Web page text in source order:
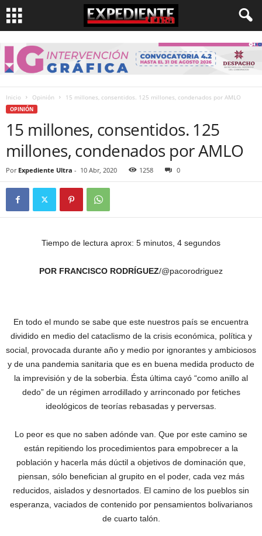
Inicio Opinión 15 millones, consentidos. 125 millones, condenados por AMLO
OPINIÓN
15 millones, consentidos. 125
millones, condenados por AMLO
Por Expediente Ultra - 10 Abr, 2020 1258 0
Tiempo de lectura aprox: 5 minutos, 4 segundos
POR FRANCISCO RODRÍGUEZ/@pacorodriguez
En todo el mundo se sabe que este nuestros país se encuentra
dividido en medio del cataclismo de la crisis económica, política y
social, provocada durante año y medio‎ por ignorantes y ambiciosos
y de una pandemia sanitaria que es en buena medida producto de
la imprevisión y de la soberbia. Ésta última cayó “como anillo al
dedo” de un régimen arrodillado y arrinconado por fetiches
ideológicos de teorías rebasadas y perversas.
‎Lo peor es que no saben adónde van. Que por este camino se
están repitiendo los procedimientos para empobrecer a la
población y hacerla más dúctil a objetivos de dominación que,
piensan, sólo benefician al grupito en el poder, cada vez más
reducidos, aislados y desnortados. El camino de los pueblos sin
esperanza, vaciados de contenido por pensamientos bolivarianos
de cuarto talón.